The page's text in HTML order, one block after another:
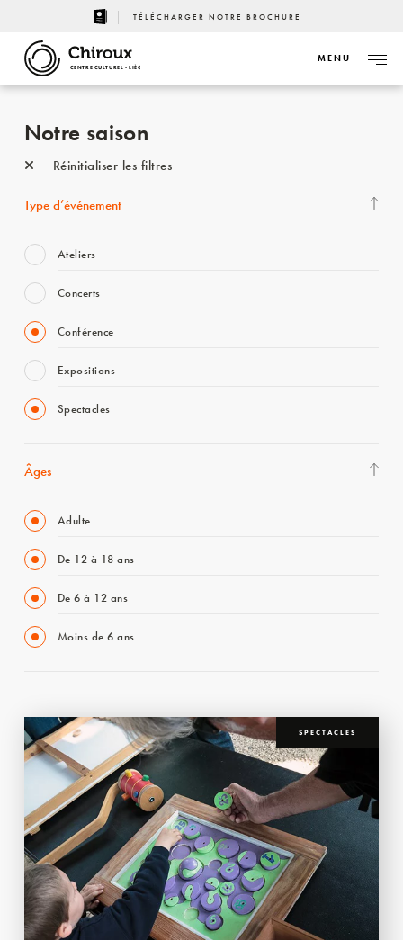
TÉLÉCHARGER NOTRE BROCHURE
CENTRE CULTUREL - LIÈGE
MENU
Notre saison
Réinitialiser les filtres
Type d’événement
Ateliers
Concerts
Conférence
Expositions
Spectacles
Âges
Adulte
De 12 à 18 ans
De 6 à 12 ans
Moins de 6 ans
SPECTACLES